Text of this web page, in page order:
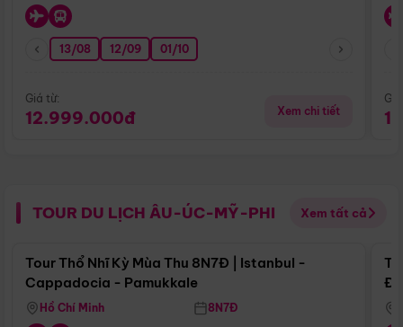
13/08 12/09 01/10
Giá từ:
12.999.000đ Xem chi tiết
TOUR DU LỊCH ÂU-ÚC-MỸ-PHI Xem tất cả
Điểm nổi bật
Tour Thổ Nhĩ Kỳ Mùa Thu 8N7Đ | Istanbul -
Cappadocia - Pamukkale
Hồ Chí Minh 8N7Đ